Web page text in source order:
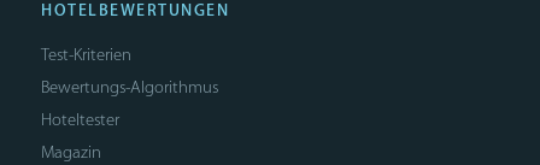
HOTELBEWERTUNGEN
Test-Kriterien
Bewertungs-Algorithmus
Hoteltester
Magazin